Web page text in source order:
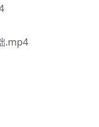
.mp4